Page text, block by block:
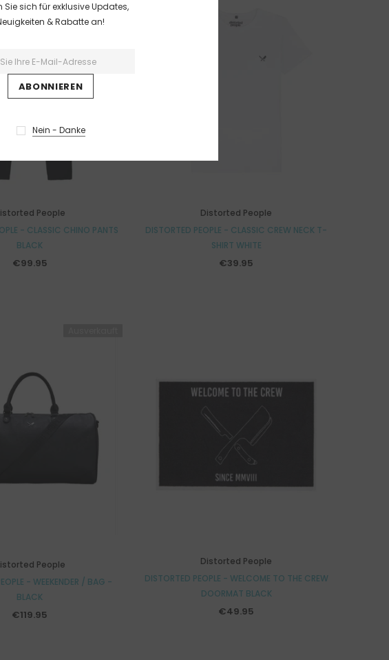
People
- CLASSIC CHINO PANTS
BLACK
€99.95
Distorted People
DISTORTED PEOPLE - CLASSIC CREW NECK T-
SHIRT WHITE
€39.95
People
- WEEKENDER / BAG -
BLACK
€119.95
Distorted People
DISTORTED PEOPLE - WELCOME TO THE CREW
DOORMAT BLACK
€49.95
Sie sich für exklusive Updates,
& Rabatte an!
Nein - Danke